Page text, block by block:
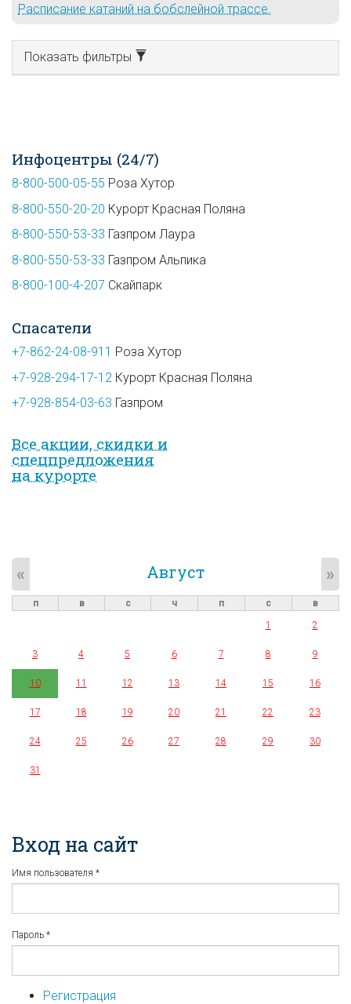
Расписание катаний на бобслейной трассе.
Показать фильтры
Инфоцентры (24/7)
8-800-500-05-55 Роза Хутор
8-800-550-20-20 Курорт Красная Поляна
8-800-550-53-33 Газпром Лаура
8-800-550-53-33 Газпром Альпика
8-800-100-4-207 Скайпарк
Спасатели
+7-862-24-08-911 Роза Хутор
+7-928-294-17-12 Курорт Красная Поляна
+7-928-854-03-63 Газпром
Все акции, скидки и
спец­предложе­ния
на курорте
Август
« »
п в с ч п с
в
1
2
3 4 5 6 7 8 9
10 11 12 13 14 15 16
17 18 19 20 21 22 23
24 25 26 27 28 29 30
31
Вход на сайт
Имя пользователя *
Пароль *
Регистрация